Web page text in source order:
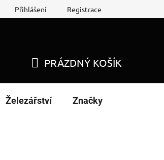
splátkyPřihlášení Registrace
KOŠÍK
PRÁZDNÝ KOŠÍK
Železářství Značky